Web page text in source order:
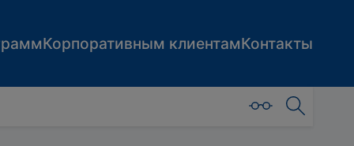
Корпоративным клиентамКонтакты